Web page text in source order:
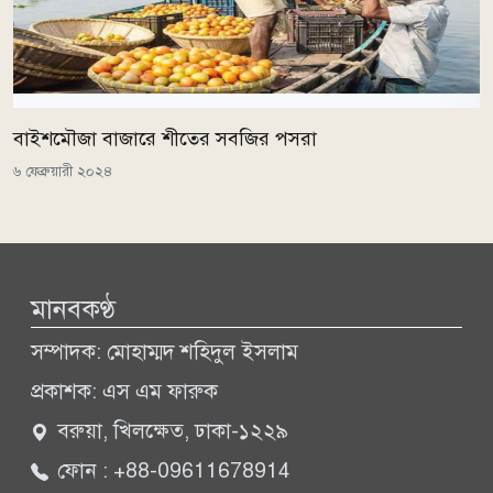
বাইশমৌজা বাজারে শীতের সবজির পসরা
৬ ফেব্রুয়ারী ২০২৪
মানবকণ্ঠ
সম্পাদক: মোহাম্মদ শহিদুল ইসলাম
প্রকাশক: এস এম ফারুক
বরুয়া, খিলক্ষেত, ঢাকা-১২২৯
ফোন : +88-09611678914